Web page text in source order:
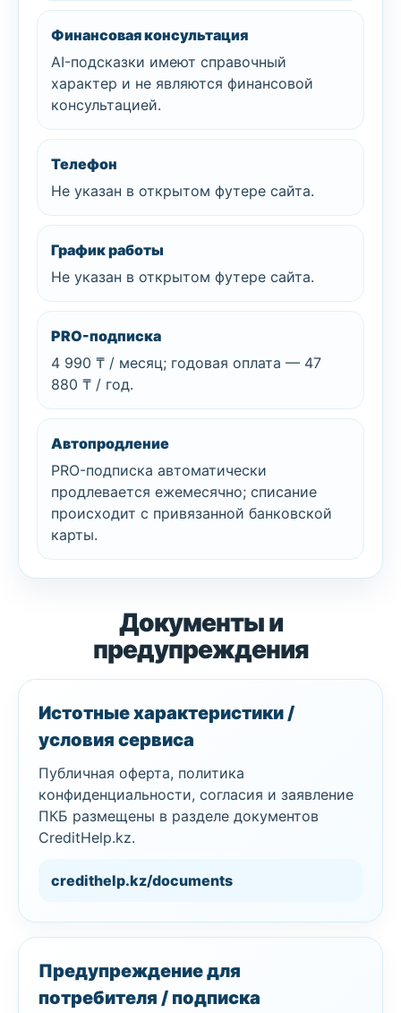
Финансовая консультация
AI-подсказки имеют справочный
характер и не являются финансовой
консультацией.
Телефон
Не указан в открытом футере сайта.
График работы
Не указан в открытом футере сайта.
PRO-подписка
4 990 ₸ / месяц; годовая оплата — 47
880 ₸ / год.
Автопродление
PRO-подписка автоматически
продлевается ежемесячно; списание
происходит с привязанной банковской
карты.
Документы и
предупреждения
Иcтотные характеристики /
условия сервиса
Публичная оферта, политика
конфиденциальности, согласия и заявление
ПКБ размещены в разделе документов
CreditHelp.kz.
credithelp.kz/documents
Предупреждение для
потребителя / подписка